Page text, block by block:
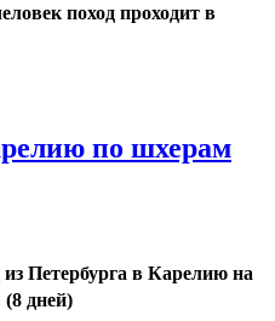
поход проходит в
по шхерам
Петербурга в Карелию на
(8 дней)